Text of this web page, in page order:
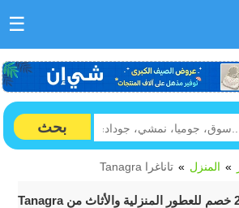
☰
بحث
المنزل تاناغرا Tanagra